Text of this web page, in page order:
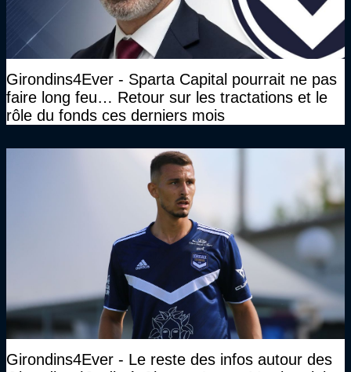
Girondins4Ever - Sparta Capital pourrait ne pas
faire long feu… Retour sur les tractations et le
rôle du fonds ces derniers mois
Girondins4Ever - Le reste des infos autour des